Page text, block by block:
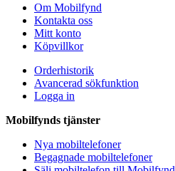
Om Mobilfynd
Kontakta oss
Mitt konto
Köpvillkor
Orderhistorik
Avancerad sökfunktion
Logga in
Mobilfynds tjänster
Nya mobiltelefoner
Begagnade mobiltelefoner